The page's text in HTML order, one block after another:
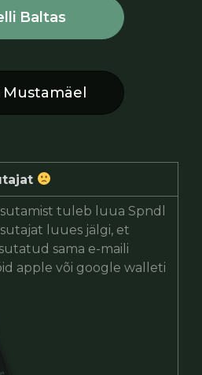
Baltas
Mustamäel
tuleb luua Spndl
luues jälgi, et
sama e-maili
apple või google walleti